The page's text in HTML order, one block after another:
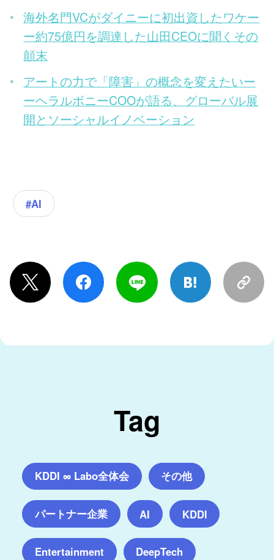
海外名門VCがダイニーに初出資したワケー
ー約75億円を調達した山田CEOに聞くその
顛末
アートの力で「障害」の概念を変えたいー
ーヘラルボニーCOOが語る、グローバル展
開とソーシャルイノベーション
#AI
Tag
KDDI ∞ Labo全体会 その他
パートナー企業 AI KDDI
Entertainment DeepTech